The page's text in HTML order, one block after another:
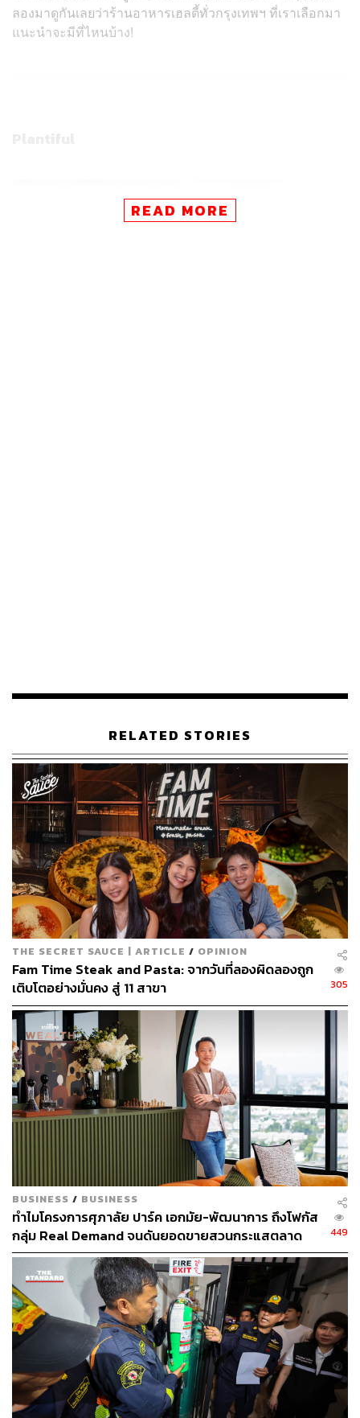
ลองมาดูกันเลยว่าร้านอาหารเฮลตี้ทั่วกรุงเทพฯ ที่เราเลือกมา
แนะนำจะมีที่ไหนบ้าง!
OPEN:เปิดทุกวัน เวลา 10.00-21.00 น.
Broccoli Revolution
อีกร้านอาหาร Plan-based ที่เชื่อว่าไม่มีใครไม่รู้จัก เพราะ
Broccoli Revolution เปิดมานานจนหลายคนมีเมนูประจำที่ไป
กี่ทีก็ต้องสั่งซ้ำๆ โดยเมนูของร้านก็มีให้เลือกหลากหลาย ทั้ง
อาหารสไตล์เอเชียและยุโรป เช่น เบอร์เกอร์ เบอร์ริโต้ ลา
ซานญ่า ข้าวซอย ผัดไทย ส่วนราคาอาหารเริ่มต้นที่ 170-200
บาท
Broccoli Revolution
OPEN:เปิดทุกวัน เวลาทำการขึ้นอยู่กับแต่ละสาขา
ADDRESS:มีทั้งหมด 3 สาขา ได้แก่ ทองหล่อ เจริญกรุง
READ MORE
RELATED STORIES
THE SECRET SAUCE | ARTICLE / OPINION
Fam Time Steak and Pasta: จากวันที่ลองผิดลองถูก
เติบโตอย่างมั่นคง สู่ 11 สาขา
305
BUSINESS / BUSINESS
ทำไมโครงการศุภาลัย ปาร์ค เอกมัย-พัฒนาการ ถึงโฟกัส
กลุ่ม Real Demand จนดันยอดขายสวนกระแสตลาด
คอนโดฯ ซบเซาสำเร็จ [ADVERTORIAL]
449